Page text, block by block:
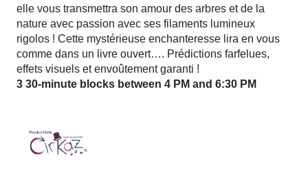
elle vous transmettra son amour des arbres et de la
nature avec passion avec ses filaments lumineux
rigolos ! Cette mystérieuse enchanteresse lira en vous
comme dans un livre ouvert…. Prédictions farfelues,
effets visuels et envoûtement garanti !
3 30-minute blocks between 4 PM and 6:30 PM